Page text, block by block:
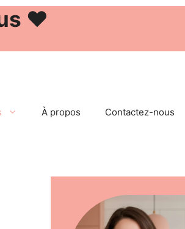
❤️
À propos Contactez-nous